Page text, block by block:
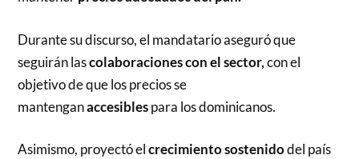
Durante su discurso, el mandatario aseguró que
seguirán lascolaboraciones con el sector,con el
objetivo de que los precios se
mantenganaccesiblespara los dominicanos.
Asimismo, proyectó elcrecimiento sostenidodel país